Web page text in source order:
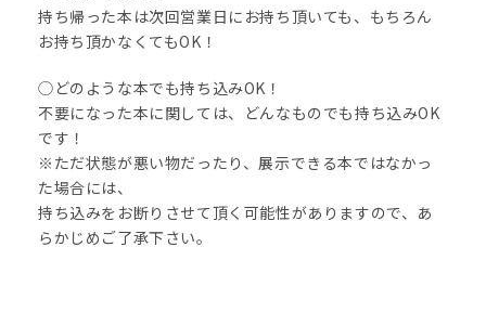
持ち帰った本は次回営業日にお持ち頂いても、もちろん
お持ち頂かなくてもOK！
◯どのような本でも持ち込みOK！
不要になった本に関しては、どんなものでも持ち込みOK
です！
※ただ状態が悪い物だったり、展示できる本ではなかっ
た場合には、
持ち込みをお断りさせて頂く可能性がありますので、あ
らかじめご了承下さい。